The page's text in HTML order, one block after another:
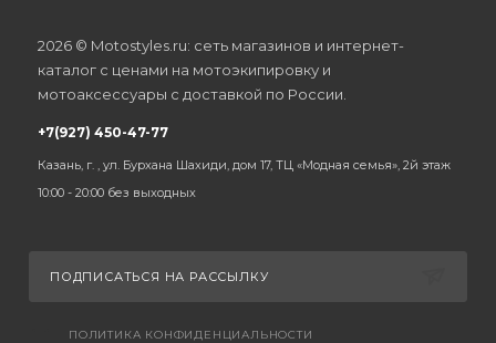
2026 © Motostyles.ru: сеть магазинов и интернет-
каталог с ценами на мотоэкипировку и
мотоаксессуары с доставкой по России.
+7(927) 450-47-77
Казань, г. , ул. Бурхана Шахиди, дом 17, ТЦ «Модная семья», 2й этаж
10:00 - 20:00 без выходных
ПОДПИСАТЬСЯ НА РАССЫЛКУ
ПОЛИТИКА КОНФИДЕНЦИАЛЬНОСТИ